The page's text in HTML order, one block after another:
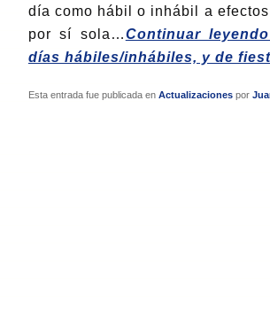
día como hábil o inhábil a
por sí sola…Continuar
días hábiles/inhábiles, y de
Esta entrada fue publicada en Actualizacionespor